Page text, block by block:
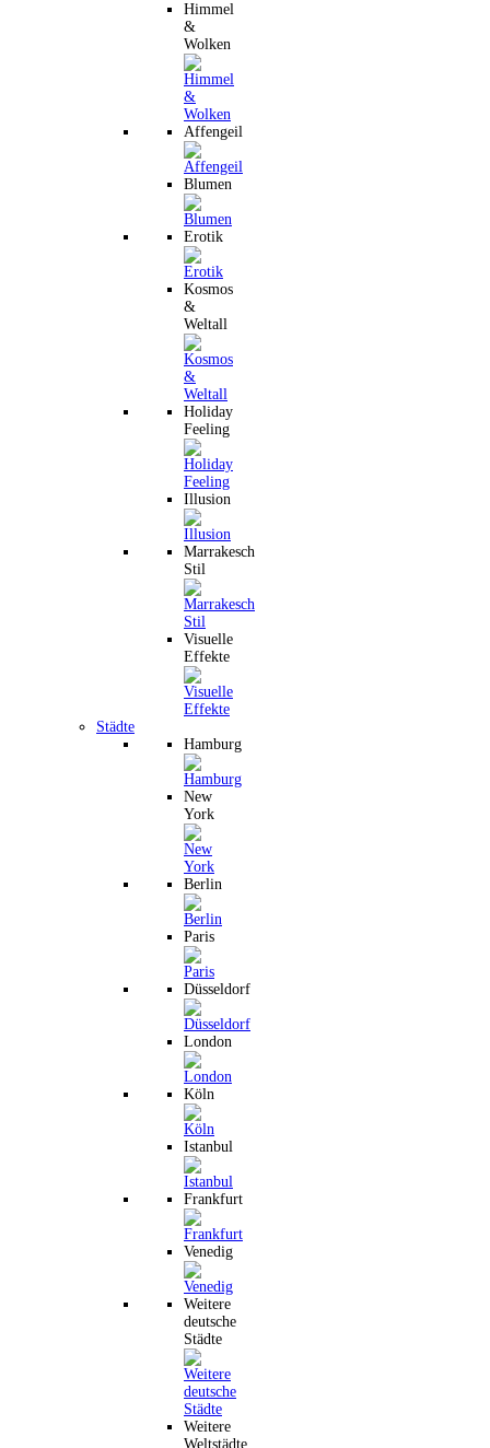
Himmel
&
Wolken
Affengeil
Blumen
Erotik
Kosmos
&
Weltall
Holiday
Feeling
Illusion
Marrakesch
Stil
Visuelle
Effekte
Städte
Hamburg
New
York
Berlin
Paris
Düsseldorf
London
Köln
Istanbul
Frankfurt
Venedig
Weitere
deutsche
Städte
Weitere
Weltstädte